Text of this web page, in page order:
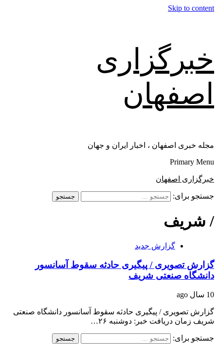
Skip to content
خبرگزاری
اصفهان
مجله خبری اصفهان ، اخبار ایران و جهان
Primary Menu
خبرگزاری اصفهان
جستجو برای:
/ شریف
گزارش جدید
گزارش تصویری / پیگیری حادثه سقوط آسانسور
دانشگاه صنعتی شریف
10 سال ago
گزارش تصویری / پیگیری حادثه سقوط آسانسور دانشگاه صنعتی
شریف زمان دریافت خبر: دوشنبه ۲۶…
جستجو برای: